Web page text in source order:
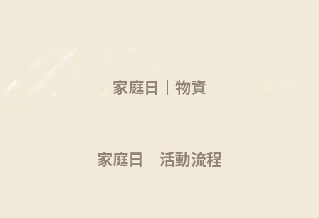
家庭日｜物資
家庭日｜活動流程